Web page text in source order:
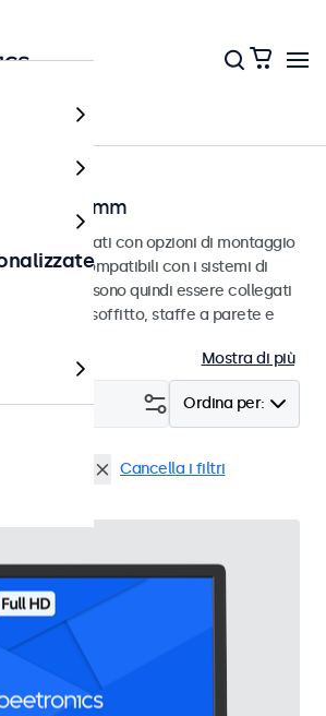
da 75 mm
mm progettati con opzioni di montaggio
sono compatibili con i sistemi di
e possono quindi essere collegati
supporti a soffitto, staffe a parete e
Mostra di più
Ordina per:
12 pollici Cancella i filtri